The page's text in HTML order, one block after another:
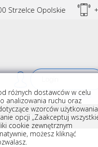
Strzelce Opolskie
Rejestracja
Armatura i akcesoria
różnych dostawców w celu
analizowania ruchu oraz
wzorców
opcji „Zaakceptuj
cookie zewnętrznym
możesz kliknąć